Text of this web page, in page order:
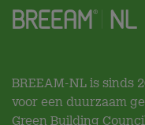
BREEAM-NL is sinds
voor een duurzaam
Green Building